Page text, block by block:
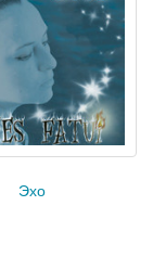
Эхо